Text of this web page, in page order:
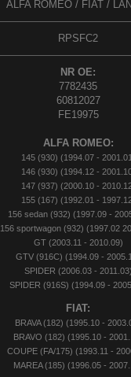
ALFA ROMEO / FIAT /
RPSFC2
NR OE:
7782435
60812027
FE19975
ALFA ROMEO:
145 (930) (1994.07 -
146 (930) (1994.12 -
147 (937) (2000.10 -
155 (167) (1992.01 -
156 sedan (932) (1997.09 -
156 sportwagon (932) (1997.02
GT (2003.11 - 2010.09)
GTV (916C) (1994.09 -
SPIDER (2006.03 -
SPIDER (916S) (1994.09 -
FIAT:
BRAVA (182) (1995.10 -
BRAVO (182) (1995.10 -
COUPE (FA/175) (1993.11 -
MAREA (185) (1996.05 -